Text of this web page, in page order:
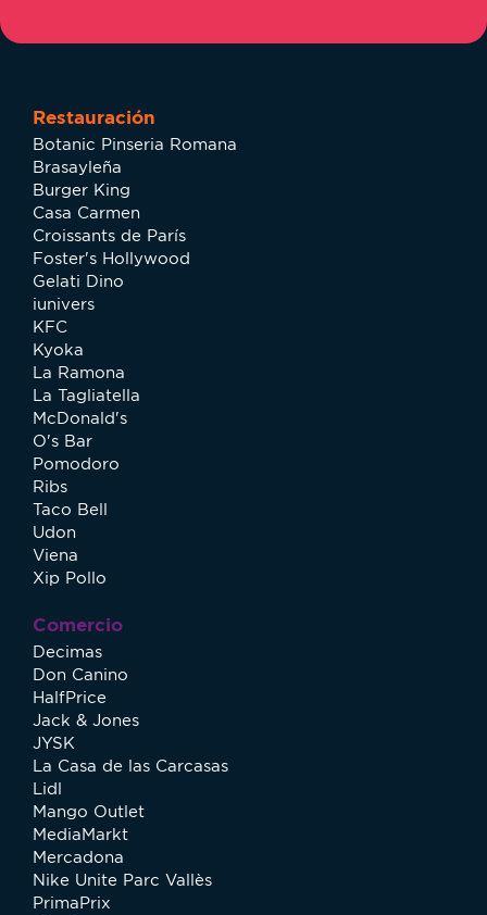
Restauración
Botanic Pinseria Romana
Brasayleña
Burger King
Casa Carmen
Croissants de París
Foster's Hollywood
Gelati Dino
iunivers
KFC
Kyoka
La Ramona
La Tagliatella
McDonald's
O's Bar
Pomodoro
Ribs
Taco Bell
Udon
Viena
Xip Pollo
Comercio
Decimas
Don Canino
HalfPrice
Jack & Jones
JYSK
La Casa de las Carcasas
Lidl
Mango Outlet
MediaMarkt
Mercadona
Nike Unite Parc Vallès
PrimaPrix